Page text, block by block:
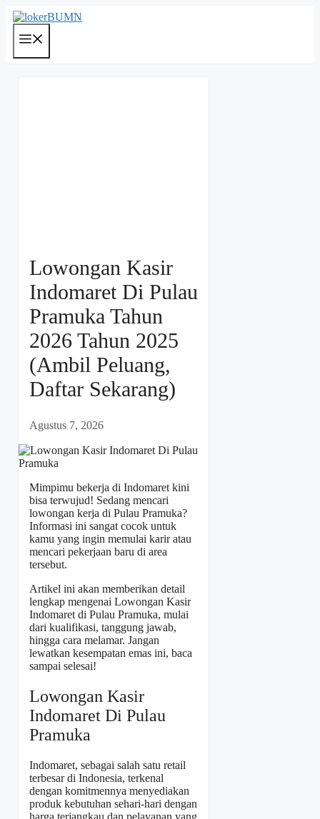
Langsung
ke
Lowongan Kasir
Indomaret Di Pulau
Pramuka Tahun
2026 Tahun 2025
(Ambil Peluang,
Daftar Sekarang)
Agustus 7, 2026
Mimpimu bekerja di Indomaret kini
bisa terwujud! Sedang mencari
lowongan kerja di Pulau Pramuka?
Informasi ini sangat cocok untuk
kamu yang ingin memulai karir atau
mencari pekerjaan baru di area
tersebut.
Artikel ini akan memberikan detail
lengkap mengenai Lowongan Kasir
Indomaret di Pulau Pramuka, mulai
dari kualifikasi, tanggung jawab,
hingga cara melamar. Jangan
lewatkan kesempatan emas ini, baca
sampai selesai!
Lowongan Kasir
Indomaret Di Pulau
Pramuka
Indomaret, sebagai salah satu retail
terbesar di Indonesia, terkenal
dengan komitmennya menyediakan
produk kebutuhan sehari-hari dengan
harga terjangkau dan pelayanan yang